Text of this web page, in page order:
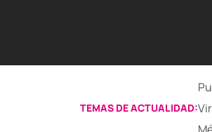
TEMAS DE ACTUALIDAD: